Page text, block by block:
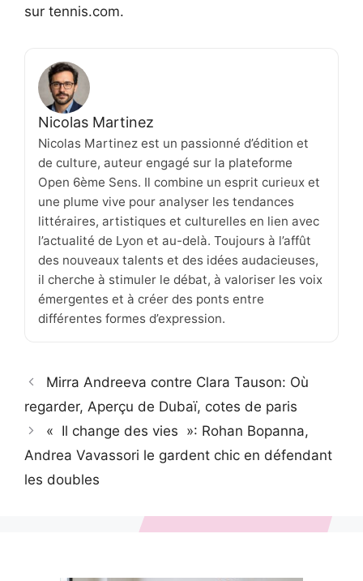
sur tennis.com.
Nicolas Martinez
Nicolas Martinez est un passionné d’édition et
de culture, auteur engagé sur la plateforme
Open 6ème Sens. Il combine un esprit curieux et
une plume vive pour analyser les tendances
littéraires, artistiques et culturelles en lien avec
l’actualité de Lyon et au-delà. Toujours à l’affût
des nouveaux talents et des idées audacieuses,
il cherche à stimuler le débat, à valoriser les voix
émergentes et à créer des ponts entre
différentes formes d’expression.
Mirra Andreeva contre Clara Tauson: Où
regarder, Aperçu de Dubaï, cotes de paris
« Il change des vies »: Rohan Bopanna,
Andrea Vavassori le gardent chic en défendant
les doubles